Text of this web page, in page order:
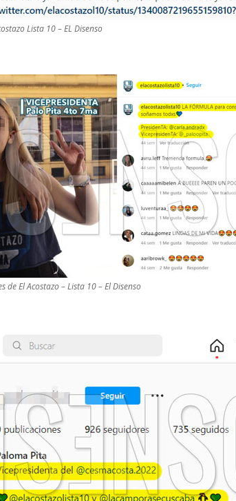
Lista 10 – EL Disenso
de El Acostazo – Lista 10 – El Disenso